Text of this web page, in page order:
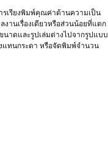
รเรียงพิมพ์คุณค่าด้านความเป็น
านเรื่องเดียวหรือส่วนน้อยที่แตก
าดและรูปเล่มต่างไปจากรูปแบบ
แทนกระดา หรือจัดพิมพ์จำนวน